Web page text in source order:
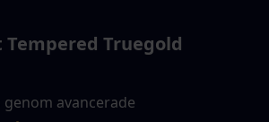
Truegold
avancerade